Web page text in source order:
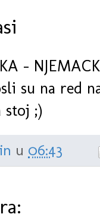
-
su na red
stoj ;)
u 06:43